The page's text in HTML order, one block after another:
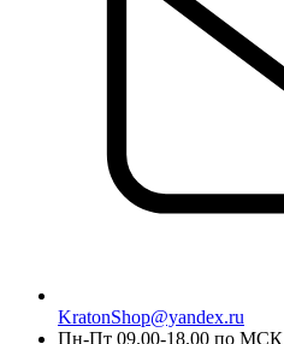
KratonShop@yandex.ru
Пн-Пт 09.00-18.00 по МСК